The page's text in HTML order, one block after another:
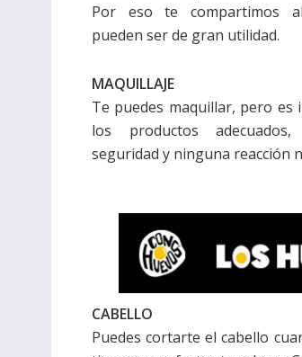
Por eso te compartimos
pueden ser de gran utilidad.
MAQUILLAJE
Te puedes maquillar, pero es
los productos
seguridad y ninguna reacción
CABELLO
Puedes cortarte el cabello